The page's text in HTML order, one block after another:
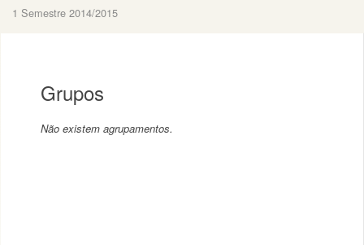
1 Semestre 2014/2015
Grupos
Não existem agrupamentos.